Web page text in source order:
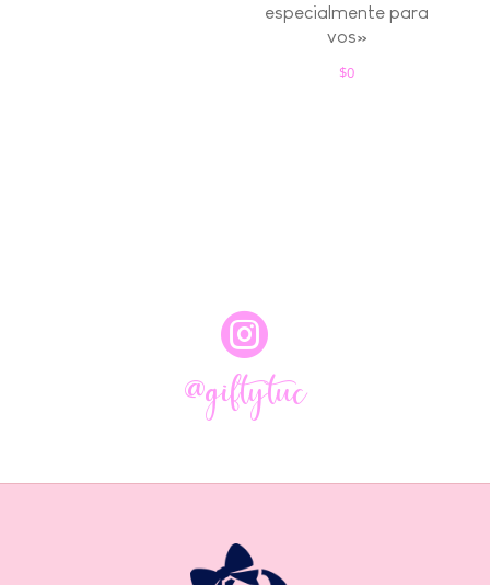
especialmente para
vos»
$0

@giftytuc